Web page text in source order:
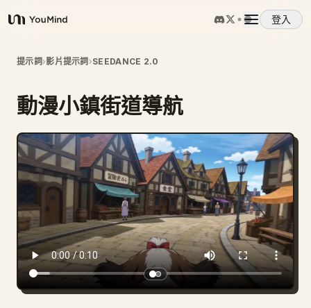
YouMind
登入
概覽
使用案例
技能
定價
下載
提示詞›影片提示詞 ›SEEDANCE 2.0
動漫小鎮街道導航